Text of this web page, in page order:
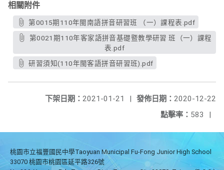
相關附件
第0015期110年閩南語拼音研習班 （一）課程表.pdf
表.pdf
研習須知(110年閩客語拼音研習班).pdf
發佈日期： 2020-12-22
下架日期： 2021-01-21
|
點擊率： 583 |
桃園市立福豐國民中學Taoyuan Municipal Fu-Fong Junior High School
33070 桃園市桃園區延平路326號